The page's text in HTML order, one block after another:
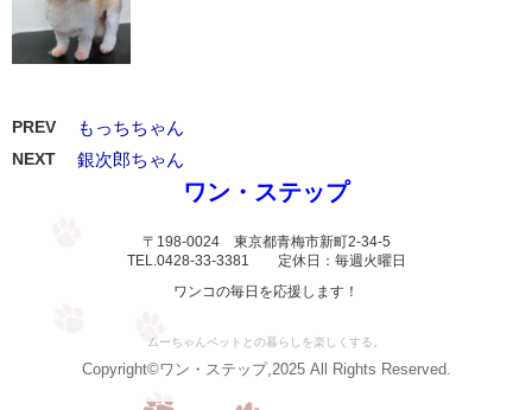
PREV もっちちゃん
NEXT 銀次郎ちゃん
ワン・ステップ
〒198-0024 東京都青梅市新町2-34-5
TEL.0428-33-3381 定休日：毎週火曜日
ワンコの毎日を応援します！
ムーちゃんペットとの暮らしを楽しくする。
Copyright©ワン・ステップ,2025 All Rights Reserved.